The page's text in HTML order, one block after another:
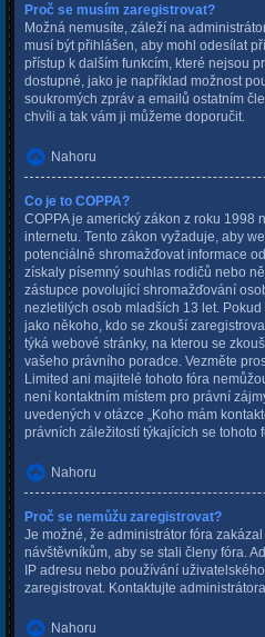
Proč se musím zaregistrovat?
Možná nemusíte, záleží na
musí být přihlášen, aby mohl odesílat
přístup k dalším funkcím, které nejsou
dostupné, jako je například možnost
soukromých zpráv a emailů ostatním
chvíli a tak vám ji můžeme doporučit.
Nahoru
Co je to COPPA?
COPPA je americký zákon z roku 1998
internetu. Tento zákon vyžaduje, aby
potenciálně shromažďovat informace
získaly písemný souhlas rodičů nebo
zástupce povolující shromažďování
nezletilých osob mladších 13 let. Pokud
jako někoho, kdo se zkouší
týká webové stránky, na kterou se
vašeho právního poradce. Vezměte
Limited ani majitelé tohoto fóra
není kontaktním místem pro právní
uvedených v otázce „Koho mám
právních záležitostí týkajících se tohoto
Nahoru
Proč se nemůžu zaregistrovat?
Je možné, že administrátor fóra
návštěvníkům, aby se stali členy fóra.
IP adresu nebo používání
zaregistrovat. Kontaktujte
Nahoru